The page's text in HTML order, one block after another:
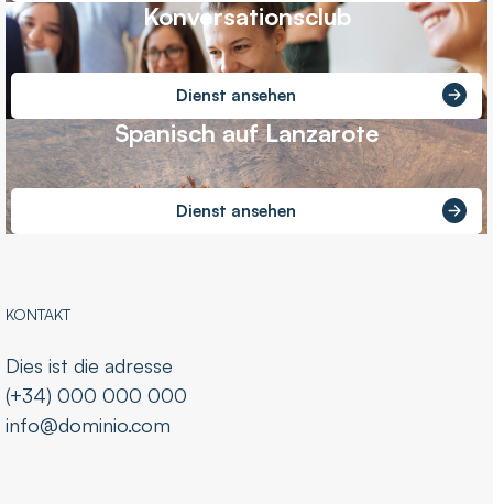
Konversationsclub
Dienst ansehen
Spanisch auf Lanzarote
Dienst ansehen
KONTAKT
Dies ist die adresse
(+34) 000 000 000
info@dominio.com